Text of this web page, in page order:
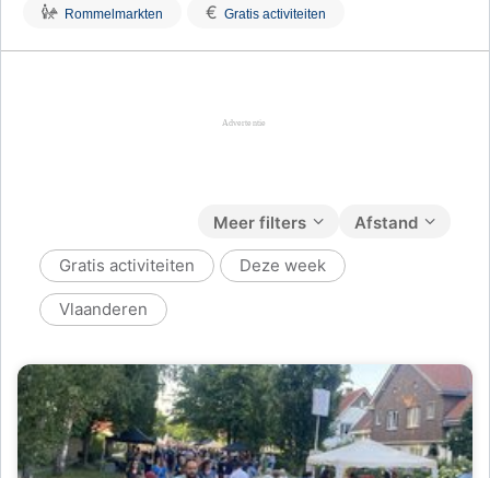
Rommelmarkten € Gratis activiteiten
Afstand
Meer filters
Gratis activiteiten Deze week
Vlaanderen